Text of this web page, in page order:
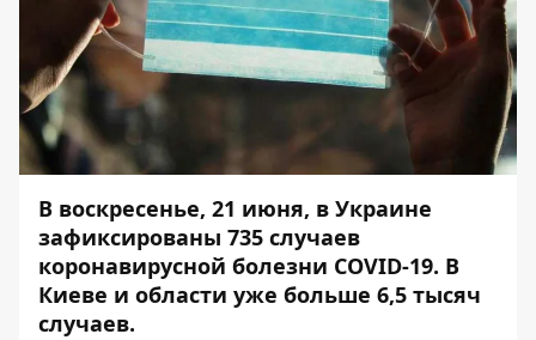
В воскресенье, 21 июня, в Украине
зафиксированы 735 случаев
коронавирусной болезни COVID-19. В
Киеве и области уже больше 6,5 тысяч
случаев.